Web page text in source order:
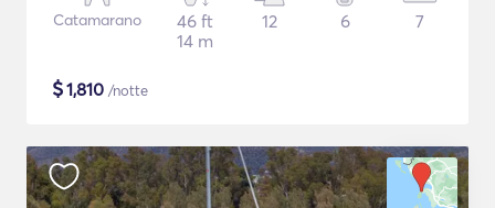
Catamarano
46 ft
14 m
12 6 7
$1,810 /notte